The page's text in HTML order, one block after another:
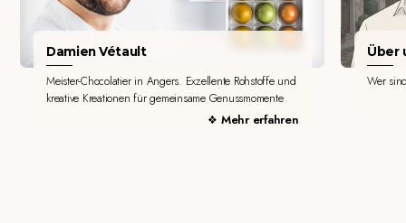
Damien Vétault
Meister-Chocolatier in Angers. Exzellente Rohstoffe und
kreative Kreationen für gemeinsame Genussmomente
Mehr erfahren
Über
Wer